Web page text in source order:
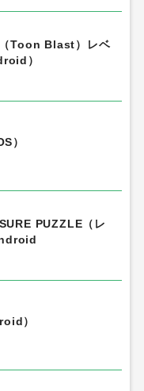
（Toon Blast）レベ
）
）
PUZZLE（レ
）